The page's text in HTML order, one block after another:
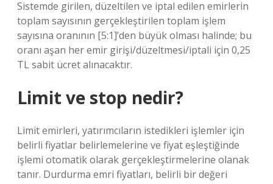
Sistemde girilen, düzeltilen ve iptal edilen emirlerin
toplam sayısının gerçekleştirilen toplam işlem
sayısına oranının [5:1]’den büyük olması halinde; bu
oranı aşan her emir girişi/düzeltmesi/iptali için 0,25
TL sabit ücret alınacaktır.
Limit ve stop nedir?
Limit emirleri, yatırımcıların istedikleri işlemler için
belirli fiyatlar belirlemelerine ve fiyat eşleştiğinde
işlemi otomatik olarak gerçekleştirmelerine olanak
tanır. Durdurma emri fiyatları, belirli bir değeri